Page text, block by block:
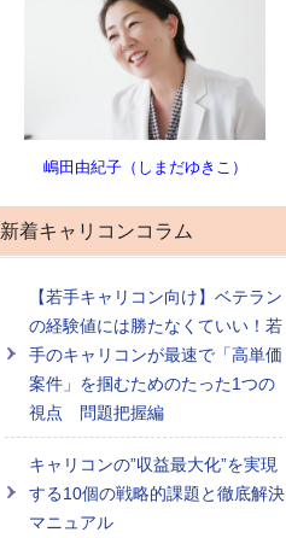
嶋田由紀子（しまだゆきこ）
新着キャリコンコラム
【若手キャリコン向け】ベテラン
の経験値には勝たなくていい！若
手のキャリコンが最速で「高単価
案件」を掴むためのたった1つの
視点 問題把握編
キャリコンの”収益最大化”を実現
する10個の戦略的課題と徹底解決
マニュアル